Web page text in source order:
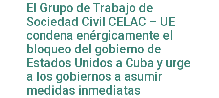
El Grupo de Trabajo de
Sociedad Civil CELAC – UE
condena enérgicamente el
bloqueo del gobierno de
Estados Unidos a Cuba y urge
a los gobiernos a asumir
medidas inmediatas